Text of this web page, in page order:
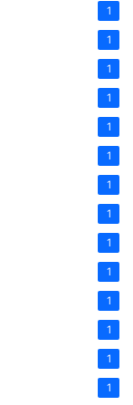
1
1
1
1
1
1
1
1
1
1
1
1
1
1